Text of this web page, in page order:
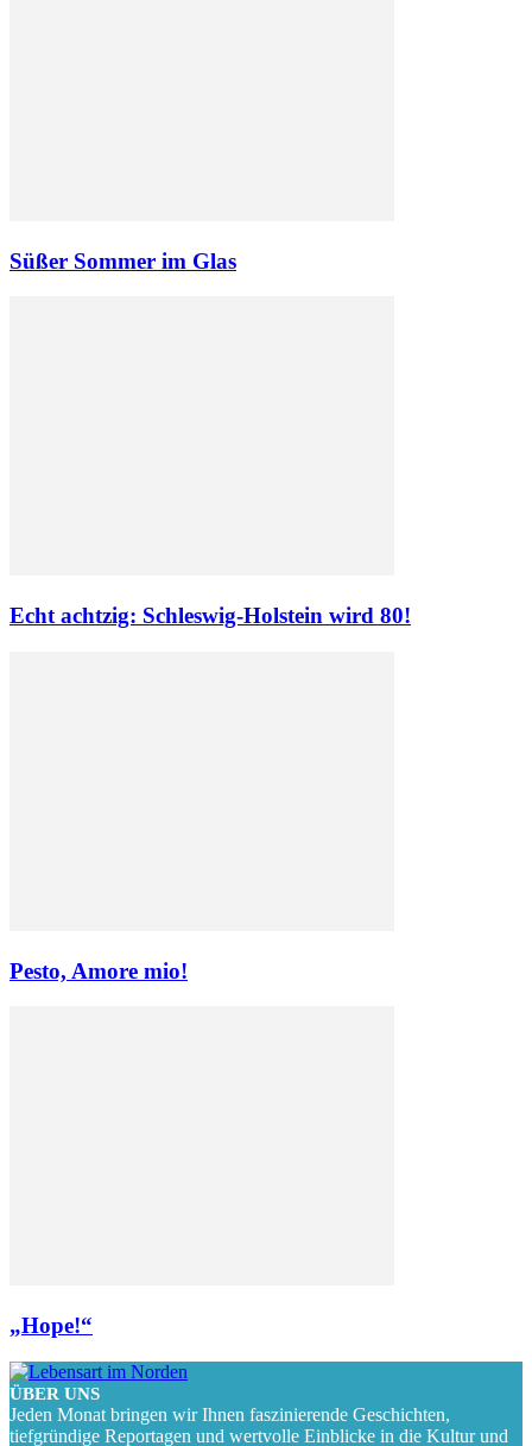
Süßer Sommer im Glas
Echt achtzig: Schleswig-Holstein wird 80!
Pesto, Amore mio!
„Hope!“
ÜBER UNS
Jeden Monat bringen wir Ihnen faszinierende Geschichten,
tiefgründige Reportagen und wertvolle Einblicke in die Kultur und